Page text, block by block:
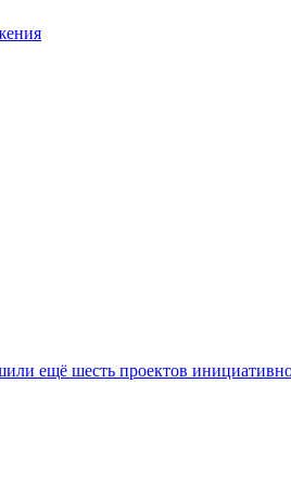
ещё шесть проектов